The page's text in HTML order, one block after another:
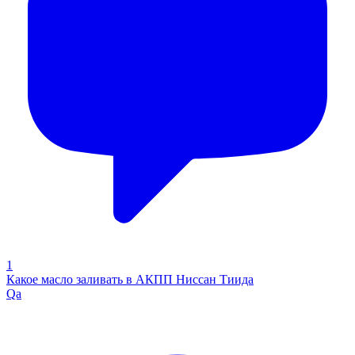
1
Какое масло заливать в АКПП Ниссан Тиида
Qa